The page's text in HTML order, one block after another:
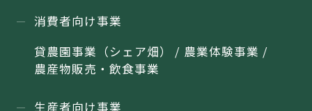
消費者向け事業
貸農園事業（シェア畑） / 農業体験事業 /
農産物販売・飲食事業
生産者向け事業